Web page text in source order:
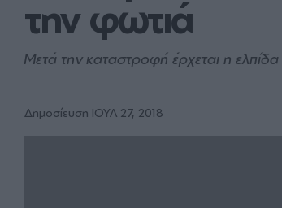
την φωτιά
Μετά την καταστροφή έρχεται η ελπίδα
Δημοσίευση ΙΟΥΛ 27, 2018